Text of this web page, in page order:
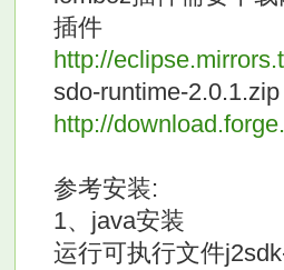
插件
http://
sdo-runtime-2.0.1.zip
http://
参考安装:
1、java安装
运行可执行文件